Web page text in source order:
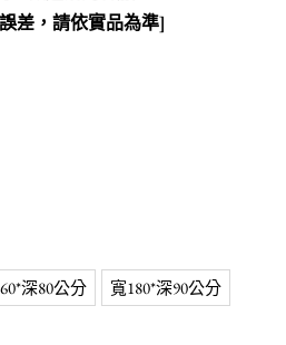
差，請依實品為準]
深80公分 寬180*深90公分